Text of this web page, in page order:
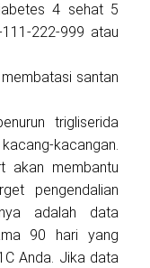
4 sehat 5
222-999 atau
santan
trigliserida
kacangan.
akan membantu
pengendalian
adalah data
90 hari yang
Anda. Jika data